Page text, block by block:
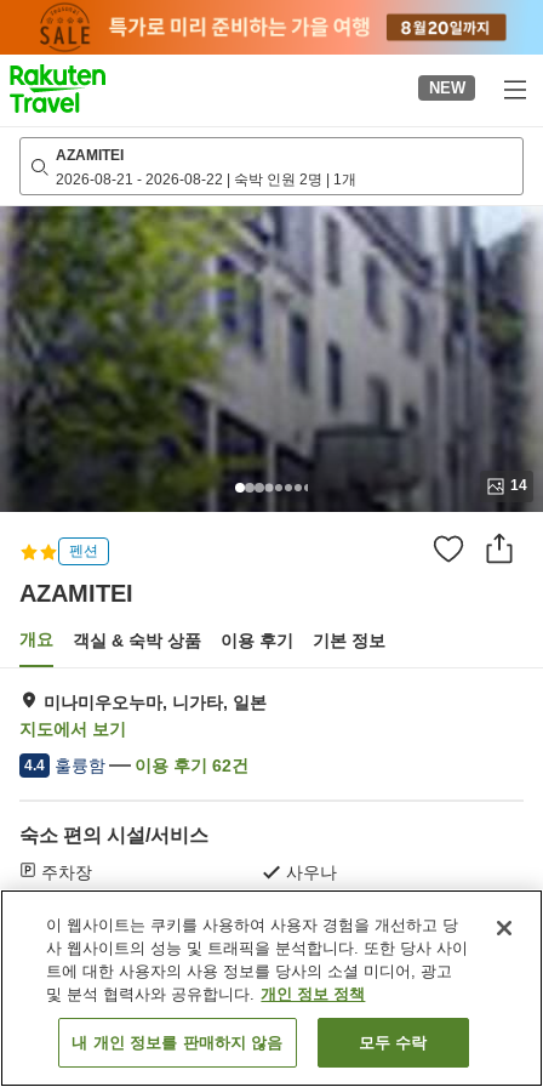
page
NEW
AZAMITEI
2026-08-21 - 2026-08-22 | 숙박 인원 2명 | 1개
14
펜션
AZAMITEI
개요 객실 & 숙박 상품 이용 후기 기본 정보
미나미우오누마, 니가타, 일본
지도에서 보기
4.4 훌륭함 이용 후기 62건
숙소 편의 시설/서비스
주차장
사우나
자동판매기
다목적실
일본 니가타 미나미우오누마 AZAMITEI
객실 보기
이 웹사이트는 쿠키를 사용하여 사용자 경험을 개선하고 당
사 웹사이트의 성능 및 트래픽을 분석합니다. 또한 당사 사이
트에 대한 사용자의 사용 정보를 당사의 소셜 미디어, 광고
및 분석 협력사와 공유합니다. 개인 정보 정책
내 개인 정보를 판매하지 않음 모두 수락